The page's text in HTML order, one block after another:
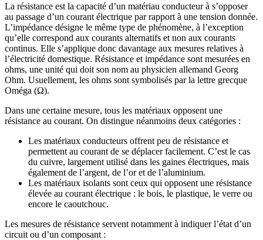
La résistance est la capacité d’un matériau conducteur à s’opposer
au passage d’un courant électrique par rapport à une tension donnée.
L’impédance désigne le même type de phénomène, à l’exception
qu’elle correspond aux courants alternatifs et non aux courants
continus. Elle s’applique donc davantage aux mesures relatives à
l’électricité domestique. Résistance et impédance sont mesurées en
ohms, une unité qui doit son nom au physicien allemand Georg
Ohm. Usuellement, les ohms sont symbolisés par la lettre grecque
Oméga (Ω).
Dans une certaine mesure, tous les matériaux opposent une
résistance au courant. On distingue néanmoins deux catégories :
Les matériaux conducteurs offrent peu de résistance et
permettent au courant de se déplacer facilement. C’est le cas
du cuivre, largement utilisé dans les gaines électriques, mais
également de l’argent, de l’or et de l’aluminium.
Les matériaux isolants sont ceux qui opposent une résistance
élevée au courant électrique : le bois, le plastique, le verre ou
encore le caoutchouc.
Les mesures de résistance servent notamment à indiquer l’état d’un
circuit ou d’un composant :